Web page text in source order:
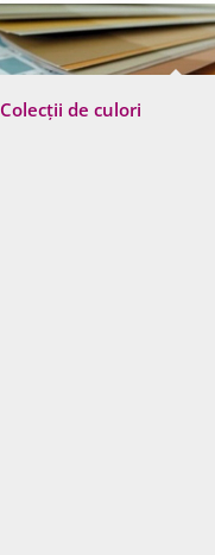
Previous
Colecții de culori